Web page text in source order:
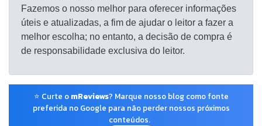
Fazemos o nosso melhor para oferecer informações
úteis e atualizadas, a fim de ajudar o leitor a fazer a
melhor escolha; no entanto, a decisão de compra é
de responsabilidade exclusiva do leitor.
⭐ Curte o mReviews? Marque nosso blog como fonte
preferida no Google para não perder nossos próximos
conteúdos.